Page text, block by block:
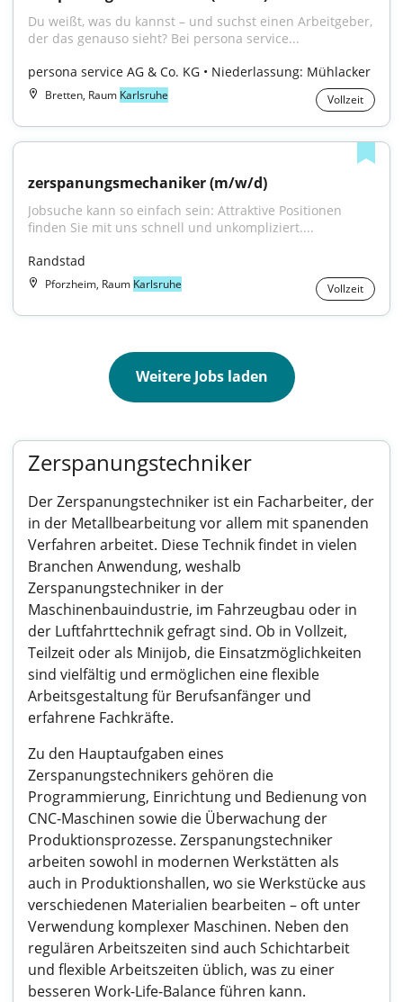
Du weißt, was du kannst – und suchst einen Arbeitgeber,
der das genauso sieht? Bei persona service...
persona service AG & Co. KG • Niederlassung: Mühlacker
Bretten, Raum Karlsruhe Vollzeit
zerspanungsmechaniker (m/w/d)
Jobsuche kann so einfach sein: Attraktive Positionen
finden Sie mit uns schnell und unkompliziert....
Randstad
Pforzheim, Raum Karlsruhe Vollzeit
Weitere Jobs laden
Zerspanungstechniker
Der Zerspanungstechniker ist ein Facharbeiter, der
in der Metallbearbeitung vor allem mit spanenden
Verfahren arbeitet. Diese Technik findet in vielen
Branchen Anwendung, weshalb
Zerspanungstechniker in der
Maschinenbauindustrie, im Fahrzeugbau oder in
der Luftfahrttechnik gefragt sind. Ob in Vollzeit,
Teilzeit oder als Minijob, die Einsatzmöglichkeiten
sind vielfältig und ermöglichen eine flexible
Arbeitsgestaltung für Berufsanfänger und
erfahrene Fachkräfte.
Zu den Hauptaufgaben eines
Zerspanungstechnikers gehören die
Programmierung, Einrichtung und Bedienung von
CNC-Maschinen sowie die Überwachung der
Produktionsprozesse. Zerspanungstechniker
arbeiten sowohl in modernen Werkstätten als
auch in Produktionshallen, wo sie Werkstücke aus
verschiedenen Materialien bearbeiten – oft unter
Verwendung komplexer Maschinen. Neben den
regulären Arbeitszeiten sind auch Schichtarbeit
und flexible Arbeitszeiten üblich, was zu einer
besseren Work-Life-Balance führen kann.